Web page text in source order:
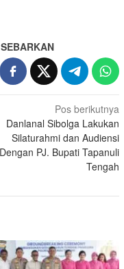
SEBARKAN
Pos berikutnya
Danlanal Sibolga Lakukan
Silaturahmi dan Audiensi
Dengan PJ. Bupati Tapanuli
Tengah